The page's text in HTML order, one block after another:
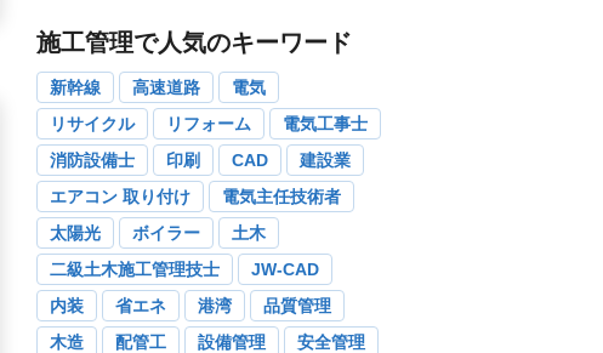
施工管理で人気のキーワード
新幹線 高速道路
電気
リサイクル
リフォーム
電気工事士
消防設備士
印刷 CAD
建設業
エアコン 取り付け
電気主任技術者
太陽光
ボイラー
土木
二級土木施工管理技士
JW-CAD
内装
省エネ 港湾
品質管理
木造
配管工 設備管理
安全管理